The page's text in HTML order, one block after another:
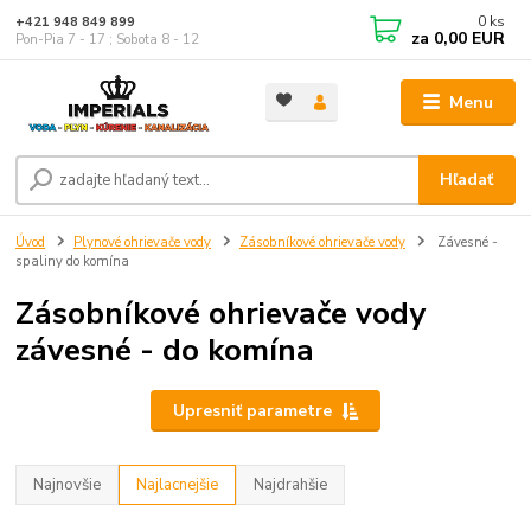
Menu
Hľadať
+421 948 849 899
Pon-Pia 7 - 17 ; Sobota 8 - 12
0 ks
za 0,00 EUR
Úvod Plynové ohrievače vody Zásobníkové ohrievače vody
Závesné -
spaliny do komína
Zásobníkové ohrievače vody
závesné - do komína
Upresniť parametre
Najnovšie Najlacnejšie Najdrahšie